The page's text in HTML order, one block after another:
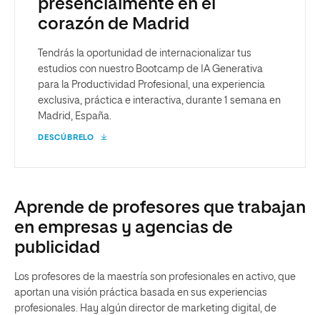
presencialmente en el
corazón de Madrid
Tendrás la oportunidad de internacionalizar tus
estudios con nuestro Bootcamp de IA Generativa
para la Productividad Profesional, una experiencia
exclusiva, práctica e interactiva, durante 1 semana en
Madrid, España.
DESCÚBRELO
Aprende de profesores que trabajan
en empresas y agencias de
publicidad
Los profesores de la maestría son profesionales en activo, que
aportan una visión práctica basada en sus experiencias
profesionales. Hay algún director de marketing digital, de